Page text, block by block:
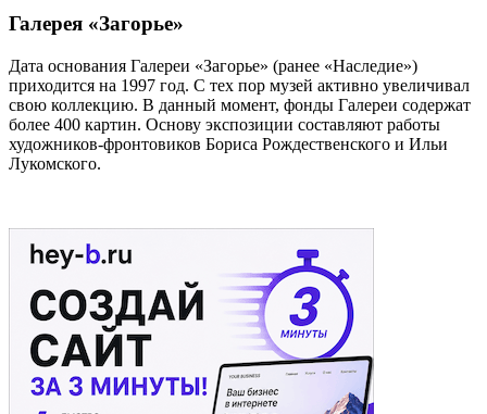
Галерея «Загорье»
Дата основания Галереи «Загорье» (ранее «Наследие»)
приходится на 1997 год. С тех пор музей активно увеличивал
свою коллекцию. В данный момент, фонды Галереи содержат
более 400 картин. Основу экспозиции составляют работы
художников-фронтовиков Бориса Рождественского и Ильи
Лукомского.